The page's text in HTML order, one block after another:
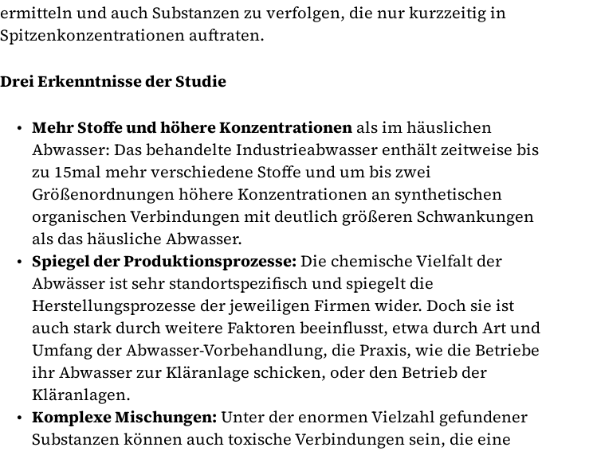
ermitteln und auch Substanzen zu verfolgen, die nur kurzzeitig in
Spitzenkonzentrationen auftraten.
Drei Erkenntnisse der Studie
Mehr Stoffe und höhere Konzentrationen als im häuslichen
Abwasser: Das behandelte Industrieabwasser enthält zeitweise bis
zu 15mal mehr verschiedene Stoffe und um bis zwei
Größenordnungen höhere Konzentrationen an synthetischen
organischen Verbindungen mit deutlich größeren Schwankungen
als das häusliche Abwasser.
Spiegel der Produktionsprozesse: Die chemische Vielfalt der
Abwässer ist sehr standortspezifisch und spiegelt die
Herstellungsprozesse der jeweiligen Firmen wider. Doch sie ist
auch stark durch weitere Faktoren beeinflusst, etwa durch Art und
Umfang der Abwasser-Vorbehandlung, die Praxis, wie die Betriebe
ihr Abwasser zur Kläranlage schicken, oder den Betrieb der
Kläranlagen.
Komplexe Mischungen: Unter der enormen Vielzahl gefundener
Substanzen können auch toxische Verbindungen sein, die eine